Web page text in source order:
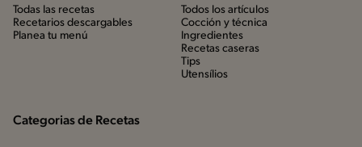
Todas las recetas
Recetarios descargables
Planea tu menú
Todos los artículos
Cocción y técnica
Ingredientes
Recetas caseras
Tips
Utensílios
Categorias de Recetas